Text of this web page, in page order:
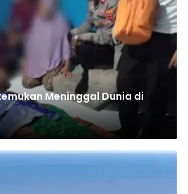
Meninggal Dunia di